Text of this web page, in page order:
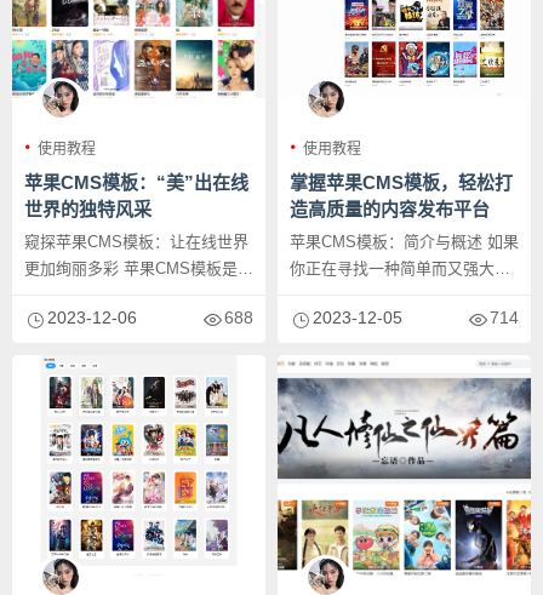
使用教程
苹果CMS模板：“美”出在线
世界的独特风采
窥探苹果CMS模板：让在线世界
更加绚丽多彩 苹果CMS模板是一
2023-12-06 688
使用教程
掌握苹果CMS模板，轻松打
造高质量的内容发布平台
苹果CMS模板：简介与概述 如果
你正在寻找一种简单而又强大的
发...2023-12-05 714